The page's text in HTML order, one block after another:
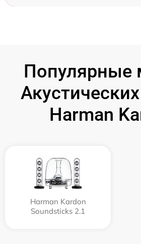
Популярные
Harman
Harman Kardon
Soundsticks 2.1